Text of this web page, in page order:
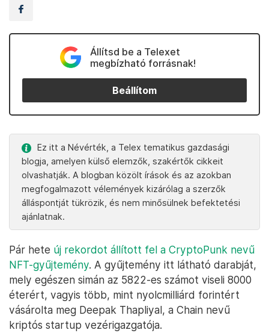
Állítsd be a Telexet
megbízható forrásnak!
Beállítom
Ez itt a Névérték, a Telex tematikus gazdasági
blogja, amelyen külső elemzők, szakértők cikkeit
olvashatják. A blogban közölt írások és az azokban
megfogalmazott vélemények kizárólag a szerzők
álláspontját tükrözik, és nem minősülnek befektetési
ajánlatnak.
Pár hete új rekordot állított fel a CryptoPunk nevű
NFT-gyűjtemény. A gyűjtemény itt látható darabját,
mely egészen simán az 5822-es számot viseli 8000
éterért, vagyis több, mint nyolcmilliárd forintért
vásárolta meg ​​Deepak Thapliyal, a Chain nevű
kriptós startup vezérigazgatója.